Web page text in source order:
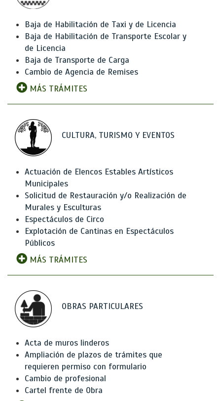
Baja de Habilitación de Taxi y de Licencia
Baja de Habilitación de Transporte Escolar y
de Licencia
Baja de Transporte de Carga
Cambio de Agencia de Remises
MÁS TRÁMITES
CULTURA, TURISMO Y EVENTOS
Actuación de Elencos Estables Artísticos
Municipales
Solicitud de Restauración y/o Realización de
Murales y Esculturas
Espectáculos de Circo
Explotación de Cantinas en Espectáculos
Públicos
MÁS TRÁMITES
OBRAS PARTICULARES
Acta de muros linderos
Ampliación de plazos de trámites que
requieren permiso con formulario
Cambio de profesional
Cartel frente de Obra